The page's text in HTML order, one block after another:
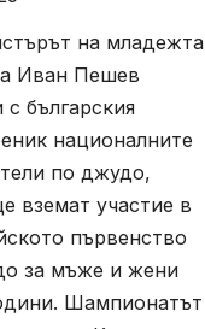
на младежта
Иван Пешев
с българския
националните
по джудо,
вземат участие в
първенство
за мъже и жени
Шампионатът